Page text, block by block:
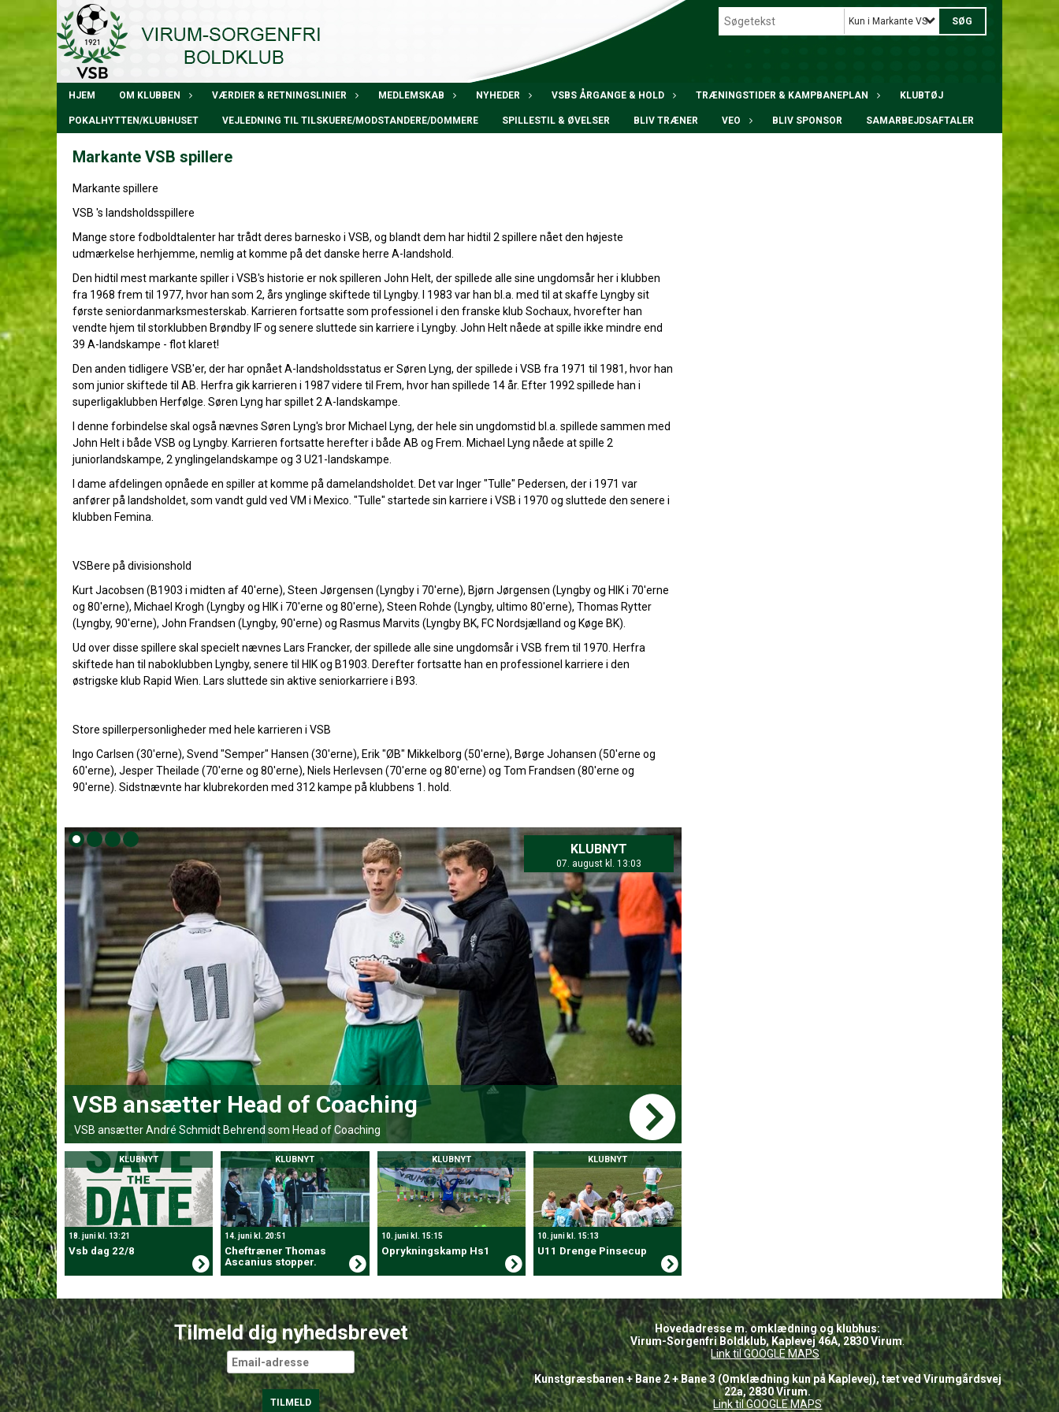
Kun i Markante VSB spillere
HJEM OM KLUBBEN VÆRDIER & RETNINGSLINIER MEDLEMSKAB NYHEDER VSBS ÅRGANGE & HOLD TRÆNINGSTIDER & KAMPBANEPLAN KLUBTØJ
POKALHYTTEN/KLUBHUSET VEJLEDNING TIL TILSKUERE/MODSTANDERE/DOMMERE SPILLESTIL & ØVELSER BLIV TRÆNER VEO BLIV SPONSOR SAMARBEJDSAFTALER
Markante VSB spillere
Markante spillere
VSB 's landsholdsspillere
Mange store fodboldtalenter har trådt deres barnesko i VSB, og blandt dem har hidtil 2 spillere nået den højeste
udmærkelse herhjemme, nemlig at komme på det danske herre A-landshold.
Den hidtil mest markante spiller i VSB's historie er nok spilleren John Helt, der spillede alle sine ungdomsår her i klubben
fra 1968 frem til 1977, hvor han som 2, års ynglinge skiftede til Lyngby. I 1983 var han bl.a. med til at skaffe Lyngby sit
første seniordanmarksmesterskab. Karrieren fortsatte som professionel i den franske klub Sochaux, hvorefter han
vendte hjem til storklubben Brøndby IF og senere sluttede sin karriere i Lyngby. John Helt nåede at spille ikke mindre end
39 A-landskampe - flot klaret!
Den anden tidligere VSB'er, der har opnået A-landsholdsstatus er Søren Lyng, der spillede i VSB fra 1971 til 1981, hvor han
som junior skiftede til AB. Herfra gik karrieren i 1987 videre til Frem, hvor han spillede 14 år. Efter 1992 spillede han i
superligaklubben Herfølge. Søren Lyng har spillet 2 A-landskampe.
I denne forbindelse skal også nævnes Søren Lyng's bror Michael Lyng, der hele sin ungdomstid bl.a. spillede sammen med
John Helt i både VSB og Lyngby. Karrieren fortsatte herefter i både AB og Frem. Michael Lyng nåede at spille 2
juniorlandskampe, 2 ynglingelandskampe og 3 U21-landskampe.
I dame afdelingen opnåede en spiller at komme på damelandsholdet. Det var Inger "Tulle" Pedersen, der i 1971 var
anfører på landsholdet, som vandt guld ved VM i Mexico. "Tulle" startede sin karriere i VSB i 1970 og sluttede den senere i
klubben Femina.
VSBere på divisionshold
Kurt Jacobsen (B1903 i midten af 40'erne), Steen Jørgensen (Lyngby i 70'erne), Bjørn Jørgensen (Lyngby og HIK i 70'erne
og 80'erne), Michael Krogh (Lyngby og HIK i 70'erne og 80'erne), Steen Rohde (Lyngby, ultimo 80'erne), Thomas Rytter
(Lyngby, 90'erne), John Frandsen (Lyngby, 90'erne) og Rasmus Marvits (Lyngby BK, FC Nordsjælland og Køge BK).
Ud over disse spillere skal specielt nævnes Lars Francker, der spillede alle sine ungdomsår i VSB frem til 1970. Herfra
skiftede han til naboklubben Lyngby, senere til HIK og B1903. Derefter fortsatte han en professionel karriere i den
østrigske klub Rapid Wien. Lars sluttede sin aktive seniorkarriere i B93.
Store spillerpersonligheder med hele karrieren i VSB
Ingo Carlsen (30'erne), Svend "Semper" Hansen (30'erne), Erik "ØB" Mikkelborg (50'erne), Børge Johansen (50'erne og
60'erne), Jesper Theilade (70'erne og 80'erne), Niels Herlevsen (70'erne og 80'erne) og Tom Frandsen (80'erne og
90'erne). Sidstnævnte har klubrekorden med 312 kampe på klubbens 1. hold.
KLUBNYT
07. august kl. 13:03
VSB ansætter Head of Coaching
VSB ansætter André Schmidt Behrend som Head of Coaching
KLUBNYT
18. juni kl. 13:21
Vsb dag 22/8
KLUBNYT
14. juni kl. 20:51
Cheftræner Thomas
Ascanius stopper.
KLUBNYT
10. juni kl. 15:15
Oprykningskamp Hs1
KLUBNYT
10. juni kl. 15:13
U11 Drenge Pinsecup
Tilmeld dig nyhedsbrevet
Hovedadresse m. omklædning og klubhus:
Virum-Sorgenfri Boldklub, Kaplevej 46A, 2830 Virum.
Link til GOOGLEMAPS
Kunstgræsbanen + Bane 2 + Bane 3 (Omklædning kun på Kaplevej), tæt ved Virumgårdsvej
22a, 2830 Virum.
Link til GOOGLE MAPS